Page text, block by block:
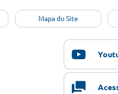
Mapa do Site